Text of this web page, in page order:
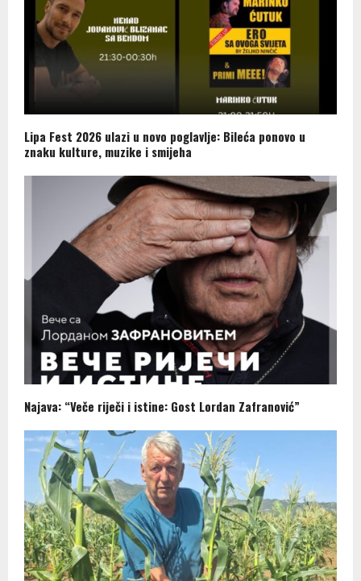
Lipa Fest 2026 ulazi u novo poglavlje: Bileća ponovo u
znaku kulture, muzike i smijeha
Najava: “Veče riječi i istine: Gost Lordan Zafranović”